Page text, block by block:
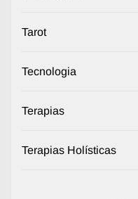
Tarot
Tecnologia
Terapias
Terapias Holísticas